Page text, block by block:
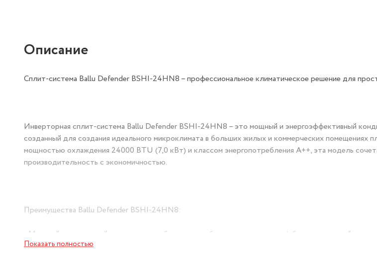
Описание
Сплит-система Ballu Defender BSHI-24HN8 – профессиональное климатическое решение для
Инверторная сплит-система Ballu Defender BSHI-24HN8 – это мощный и энергоэффективный
созданный для создания идеального микроклимата в больших жилых и коммерческих помещениях
мощностью охлаждения 24000 BTU (7,0 кВт) и классом энергопотребления А++, эта модель
производительность с экономичностью.
Преимущества Ballu Defender BSHI-24HN8:
- Мощный инверторный компрессор – обеспечивает быстрое охлаждение/обогрев с плавной
энергопотребление до 40%
Показать полностью